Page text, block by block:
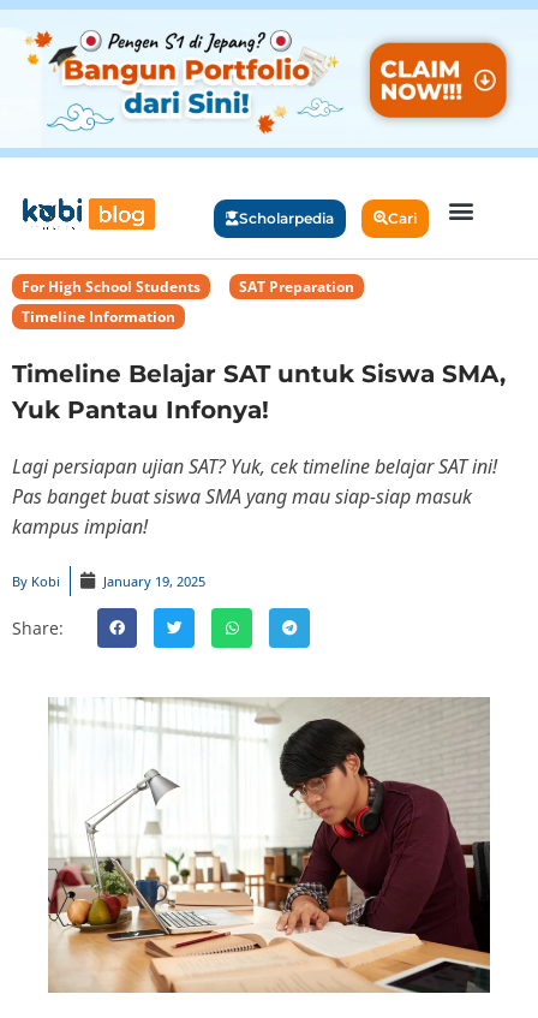
Scholarpedia Cari
For High School Students SAT Preparation
Timeline Information
Timeline Belajar SAT untuk Siswa SMA,
Yuk Pantau Infonya!
Lagi persiapan ujian SAT? Yuk, cek timeline belajar SAT ini!
Pas banget buat siswa SMA yang mau siap-siap masuk
kampus impian!
By Kobi January 19, 2025
Share: